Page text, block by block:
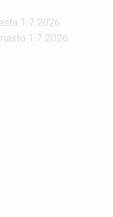
1.7.2026
1.7.2026